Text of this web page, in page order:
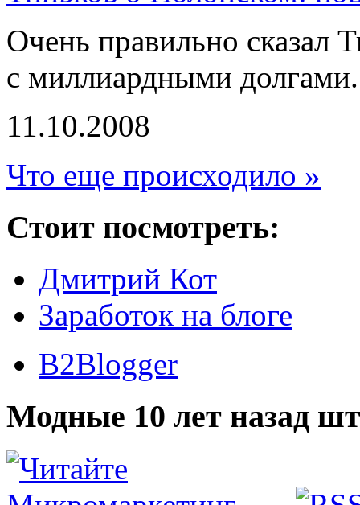
Очень правильно сказал
с миллиардными
11.10.2008
Что еще происходило »
Стоит посмотреть:
Дмитрий Кот
Заработок на блоге
B2Blogger
Модные 10 лет назад